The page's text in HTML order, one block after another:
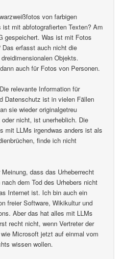
von farbigen
ist mit abfotografierten Texten? Am
gespeichert. Was ist mit Fotos
Das erfasst auch nicht die
Objekts.
auch für Fotos von Personen.
relevante Information für
Datenschutz ist in vielen Fällen
sie wieder originalgetreu
nicht, ist unerheblich. Die
mit LLMs irgendwas anders ist als
finde ich nicht
dass das Urheberrecht
dem Tod des Urhebers nicht
Internet ist. Ich bin auch ein
freier Software, Wikikultur und
Aber das hat alles mit LLMs
recht nicht, wenn Vertreter der
Microsoft jetzt auf einmal vom
wissen wollen.